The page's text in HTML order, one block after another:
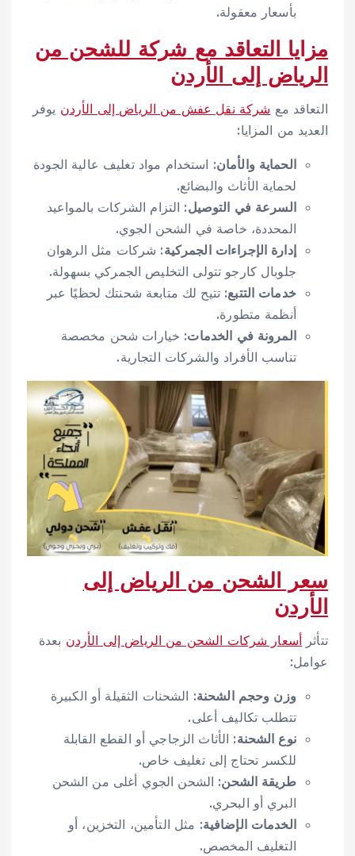
بأسعار معقولة.
مزايا التعاقد مع شركة للشحن من
الرياض إلى الأردن
التعاقد مع شركة نقل عفش من الرياض إلى الأردن يوفر
العديد من المزايا:
الحماية والأمان: استخدام مواد تغليف عالية الجودة
لحماية الأثاث والبضائع.
السرعة في التوصيل: التزام الشركات بالمواعيد
المحددة، خاصة في الشحن الجوي.
إدارة الإجراءات الجمركية: شركات مثل الرهوان
جلوبال كارجو تتولى التخليص الجمركي بسهولة.
خدمات التتبع: تتيح لك متابعة شحنتك لحظيًا عبر
أنظمة متطورة.
المرونة في الخدمات: خيارات شحن مخصصة
تناسب الأفراد والشركات التجارية.
سعر الشحن من الرياض إلى
الأردن
تتأثر أسعار شركات الشحن من الرياض إلى الأردن بعدة
عوامل:
وزن وحجم الشحنة: الشحنات الثقيلة أو الكبيرة
تتطلب تكاليف أعلى.
نوع الشحنة: الأثاث الزجاجي أو القطع القابلة
للكسر تحتاج إلى تغليف خاص.
طريقة الشحن: الشحن الجوي أغلى من الشحن
البري أو البحري.
الخدمات الإضافية: مثل التأمين، التخزين، أو
التغليف المخصص.